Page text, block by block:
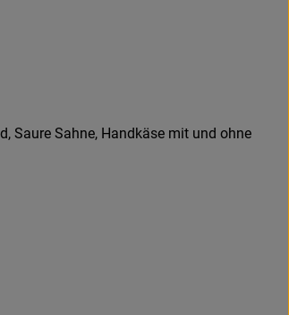
Saure Sahne, Handkäse mit und ohne